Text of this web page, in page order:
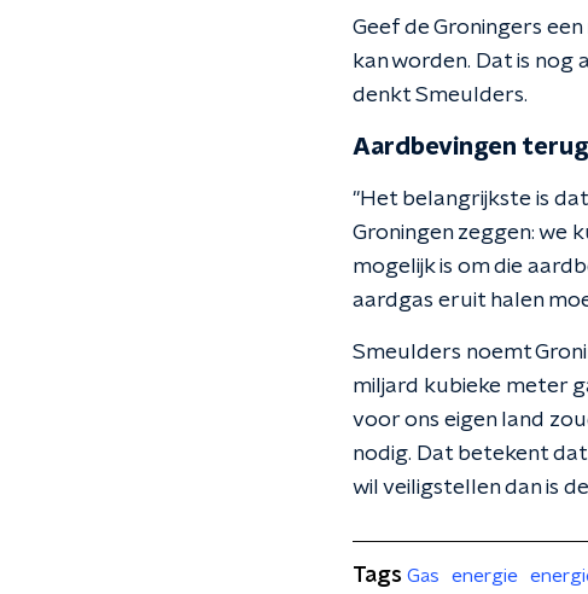
Geef de Groningers
kan worden. Dat is
denkt Smeulders.
Aardbevingen
"Het belangrijkste is
Groningen zeggen: we
mogelijk is om die
aardgas eruit halen
Smeulders noemt
miljard kubieke meter
voor ons eigen land
nodig. Dat betekent dat
wil veiligstellen dan is
Tags Gas energie